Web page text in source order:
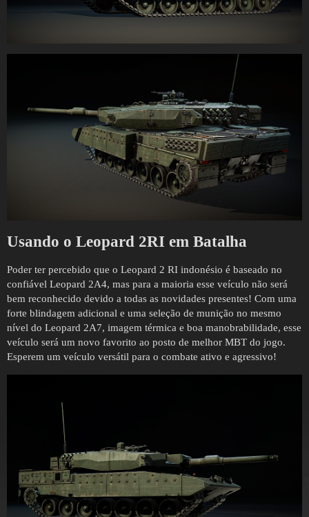
Usando o Leopard 2RI em Batalha
Poder ter percebido que o Leopard 2 RI indonésio é baseado no
confiável Leopard 2A4, mas para a maioria esse veículo não será
bem reconhecido devido a todas as novidades presentes! Com uma
forte blindagem adicional e uma seleção de munição no mesmo
nível do Leopard 2A7, imagem térmica e boa manobrabilidade, esse
veículo será um novo favorito ao posto de melhor MBT do jogo.
Esperem um veículo versátil para o combate ativo e agressivo!